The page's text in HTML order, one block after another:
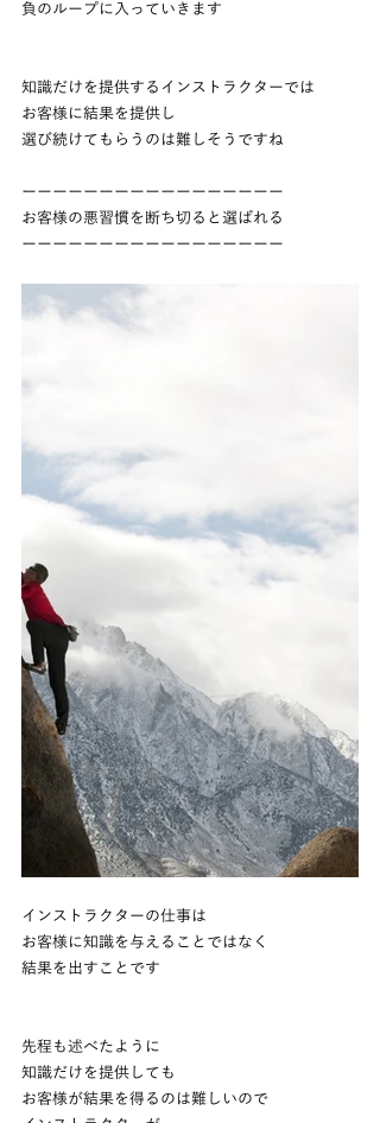
負のループに入っていきます
知識だけを提供するインストラクターでは
お客様に結果を提供し
選び続けてもらうのは難しそうですね
ーーーーーーーーーーーーーーーーー
お客様の悪習慣を断ち切ると選ばれる
ーーーーーーーーーーーーーーーーー
インストラクターの仕事は
お客様に知識を与えることではなく
結果を出すことです
先程も述べたように
知識だけを提供しても
お客様が結果を得るのは難しいので